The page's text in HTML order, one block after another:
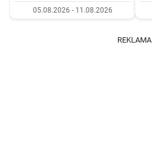
05.08.2026 - 11.08.2026
REKLAMA